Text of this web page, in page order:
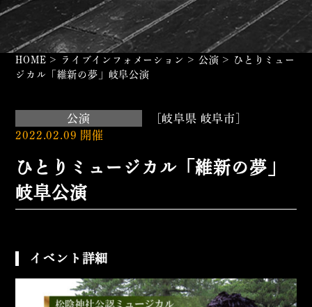
HOME > ライブインフォメーション >公演 >
ひとりミュー
ジカル「維新の夢」岐阜公演
公演
[岐阜県 岐阜市]
2022.02.09 開催
ひとりミュージカル「維新の夢」
岐阜公演
イベント詳細